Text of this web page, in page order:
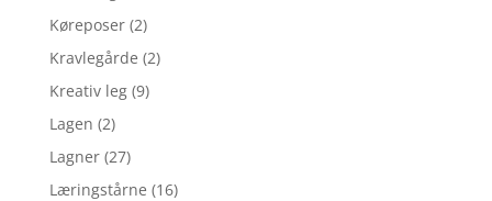
Køreposer (2)
Kravlegårde (2)
Kreativ leg (9)
Lagen (2)
Lagner (27)
Læringstårne (16)